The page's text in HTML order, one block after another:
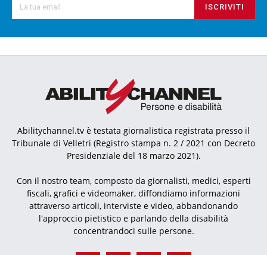
ISCRIVITI
Abilitychannel.tv è testata giornalistica registrata presso il
Tribunale di Velletri (Registro stampa n. 2 / 2021 con Decreto
Presidenziale del 18 marzo 2021).
Con il nostro team, composto da giornalisti, medici, esperti
fiscali, grafici e videomaker, diffondiamo informazioni
attraverso articoli, interviste e video, abbandonando
l'approccio pietistico e parlando della disabilità
concentrandoci sulle persone.